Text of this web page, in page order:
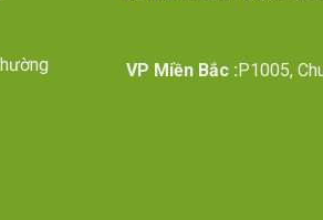
VP Miền Bắc :P1005,